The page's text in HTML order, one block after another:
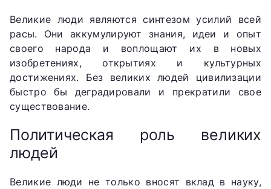
Великие люди являются синтезом усилий всей
расы. Они аккумулируют знания, идеи и опыт
своего народа и воплощают их в новых
изобретениях, открытиях и культурных
достижениях. Без великих людей цивилизации
быстро бы деградировали и прекратили свое
существование.
Политическая роль великих
людей
Великие люди не только вносят вклад в науку,